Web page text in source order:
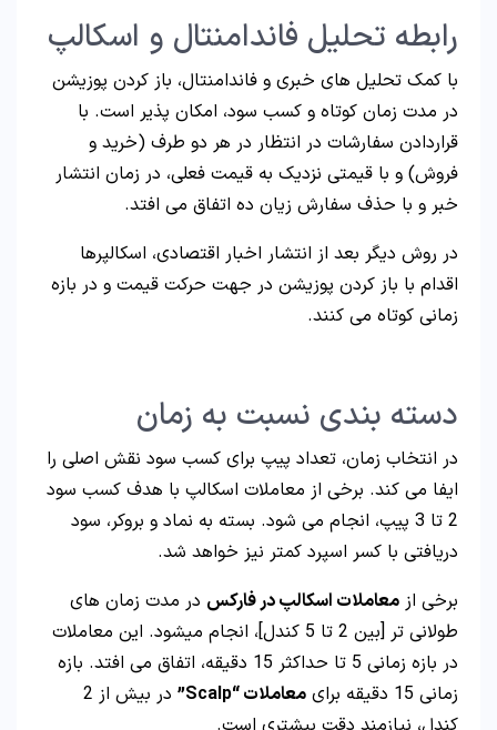
رابطه تحلیل فاندامنتال و اسکالپ
با کمک تحلیل های خبری و فاندامنتال، باز کردن پوزیشن
در مدت زمان کوتاه و کسب سود، امکان پذیر است. با
قراردادن سفارشات در انتظار در هر دو طرف (خرید و
فروش) و با قیمتی نزدیک به قیمت فعلی، در زمان انتشار
خبر و با حذف سفارش زیان ده اتفاق می افتد.
در روش دیگر بعد از انتشار اخبار اقتصادی، اسکالپرها
اقدام با باز کردن پوزیشن در جهت حرکت قیمت و در بازه
زمانی کوتاه می کنند.
دسته بندی نسبت به زمان
در انتخاب زمان، تعداد پیپ برای کسب سود نقش اصلی را
ایفا می کند. برخی از معاملات اسکالپ با هدف کسب سود
2 تا 3 پیپ، انجام می شود. بسته به نماد و بروکر، سود
دریافتی با کسر اسپرد کمتر نیز خواهد شد.
برخی از معاملات اسکالپ در فارکس در مدت زمان های
طولانی تر [بین 2 تا 5 کندل]، انجام میشود. این معاملات
در بازه زمانی 5 تا حداکثر 15 دقیقه، اتفاق می افتد. بازه
زمانی 15 دقیقه برای
معاملات “Scalp”
در بیش از 2